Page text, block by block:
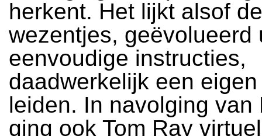
herkent. Het lijkt alsof
wezentjes, geëvolueerd
eenvoudige instructies,
daadwerkelijk een
leiden. In navolging van
ging ook Tom Ray